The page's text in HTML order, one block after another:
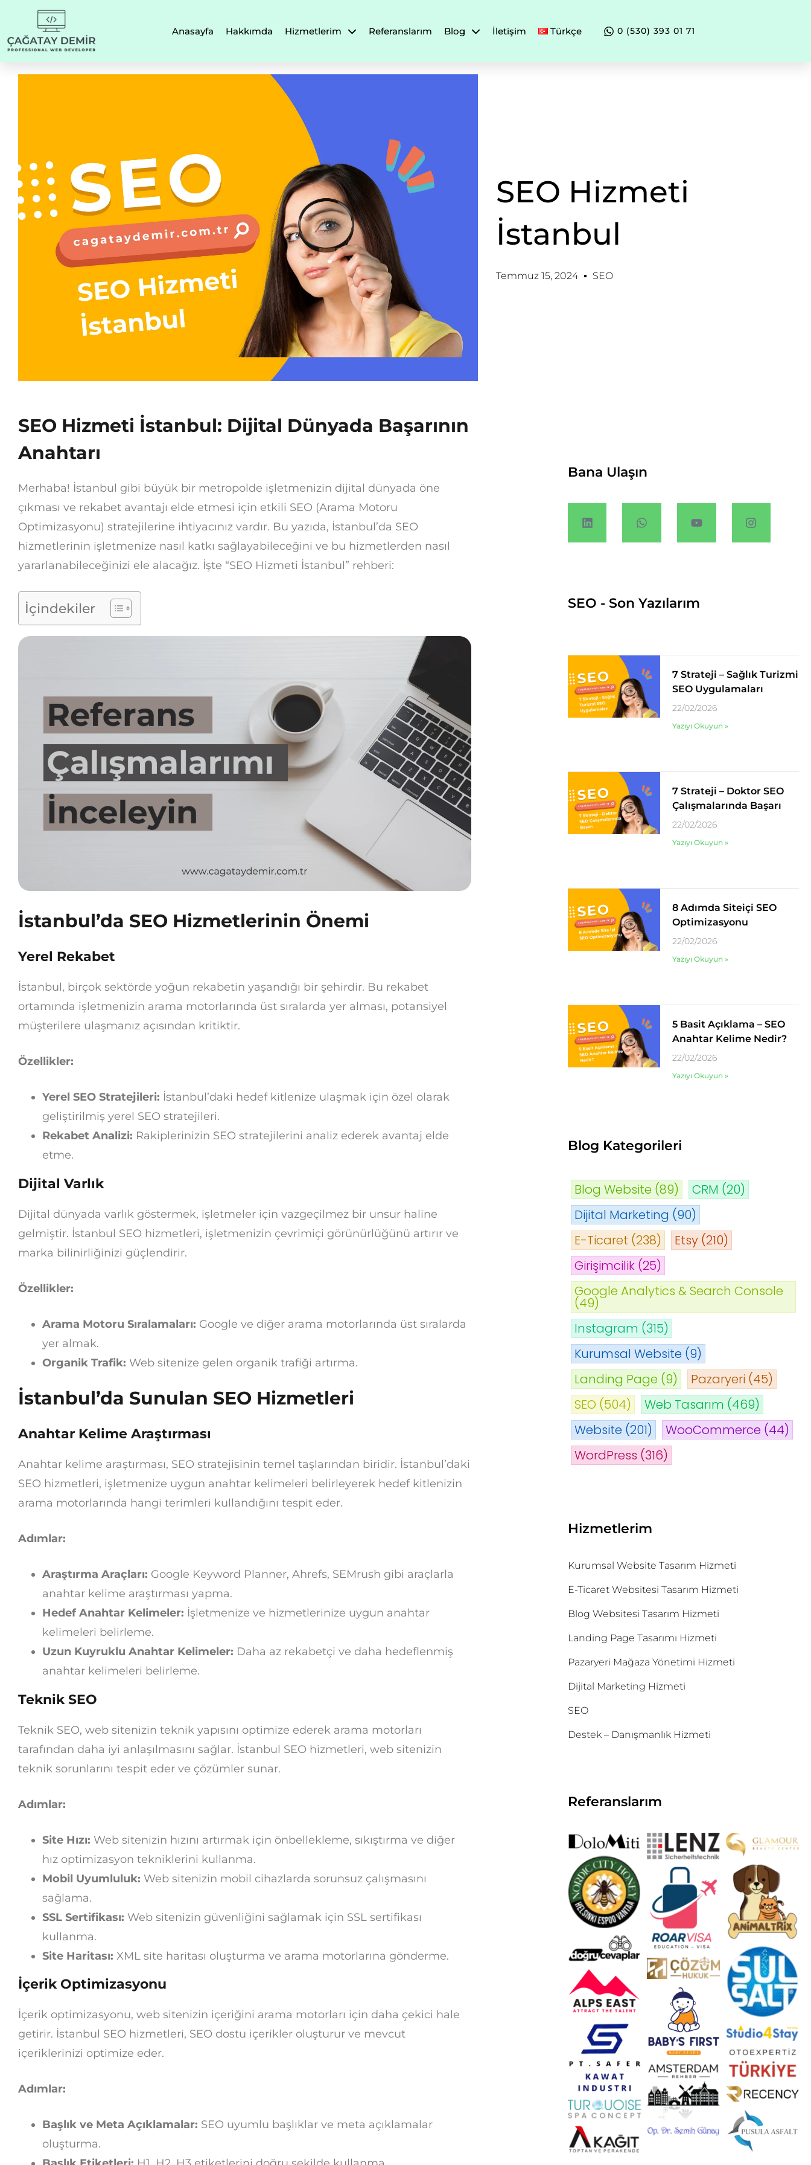
Anasayfa Hakkımda Hizmetlerim Referanslarım Blog İletişim Türkçe 0 (530) 393 01 71
SEO Hizmeti
İstanbul
Temmuz 15, 2024 SEO
SEO Hizmeti İstanbul: Dijital Dünyada Başarının
Anahtarı
Merhaba! İstanbul gibi büyük bir metropolde işletmenizin dijital dünyada öne
çıkması ve rekabet avantajı elde etmesi için etkili SEO (Arama Motoru
Optimizasyonu) stratejilerine ihtiyacınız vardır. Bu yazıda, İstanbul’da SEO
hizmetlerinin işletmenize nasıl katkı sağlayabileceğini ve bu hizmetlerden nasıl
yararlanabileceğinizi ele alacağız. İşte “SEO Hizmeti İstanbul” rehberi:
İçindekiler
İstanbul’da SEO Hizmetlerinin Önemi
Yerel Rekabet
İstanbul, birçok sektörde yoğun rekabetin yaşandığı bir şehirdir. Bu rekabet
ortamında işletmenizin arama motorlarında üst sıralarda yer alması, potansiyel
müşterilere ulaşmanız açısından kritiktir.
Özellikler:
Yerel SEO Stratejileri: İstanbul’daki hedef kitlenize ulaşmak için özel olarak
geliştirilmiş yerel SEO stratejileri.
Rekabet Analizi: Rakiplerinizin SEO stratejilerini analiz ederek avantaj elde
etme.
Dijital Varlık
Dijital dünyada varlık göstermek, işletmeler için vazgeçilmez bir unsur haline
gelmiştir. İstanbul SEO hizmetleri, işletmenizin çevrimiçi görünürlüğünü artırır ve
marka bilinirliğinizi güçlendirir.
Özellikler:
Arama Motoru Sıralamaları: Google ve diğer arama motorlarında üst sıralarda
yer almak.
Organik Trafik: Web sitenize gelen organik trafiği artırma.
İstanbul’da Sunulan SEO Hizmetleri
Anahtar Kelime Araştırması
Anahtar kelime araştırması, SEO stratejisinin temel taşlarından biridir. İstanbul’daki
SEO hizmetleri, işletmenize uygun anahtar kelimeleri belirleyerek hedef kitlenizin
arama motorlarında hangi terimleri kullandığını tespit eder.
Adımlar:
Araştırma Araçları: Google Keyword Planner, Ahrefs, SEMrush gibi araçlarla
anahtar kelime araştırması yapma.
Hedef Anahtar Kelimeler: İşletmenize ve hizmetlerinize uygun anahtar
kelimeleri belirleme.
Uzun Kuyruklu Anahtar Kelimeler: Daha az rekabetçi ve daha hedeflenmiş
anahtar kelimeleri belirleme.
Teknik SEO
Teknik SEO, web sitenizin teknik yapısını optimize ederek arama motorları
tarafından daha iyi anlaşılmasını sağlar. İstanbul SEO hizmetleri, web sitenizin
teknik sorunlarını tespit eder ve çözümler sunar.
Adımlar:
Site Hızı: Web sitenizin hızını artırmak için önbellekleme, sıkıştırma ve diğer
hız optimizasyon tekniklerini kullanma.
Mobil Uyumluluk: Web sitenizin mobil cihazlarda sorunsuz çalışmasını
sağlama.
SSL Sertifikası: Web sitenizin güvenliğini sağlamak için SSL sertifikası
kullanma.
Site Haritası: XML site haritası oluşturma ve arama motorlarına gönderme.
İçerik Optimizasyonu
İçerik optimizasyonu, web sitenizin içeriğini arama motorları için daha çekici hale
getirir. İstanbul SEO hizmetleri, SEO dostu içerikler oluşturur ve mevcut
içeriklerinizi optimize eder.
Adımlar:
Başlık ve Meta Açıklamalar: SEO uyumlu başlıklar ve meta açıklamalar
oluşturma.
Bana Ulaşın
SEO - Son Yazılarım
7 Strateji – Sağlık Turizmi
SEO Uygulamaları
22/02/2026
Yazıyı Okuyun »
7 Strateji – Doktor SEO
Çalışmalarında Başarı
22/02/2026
Yazıyı Okuyun »
8 Adımda Siteiçi SEO
Optimizasyonu
22/02/2026
Yazıyı Okuyun »
5 Basit Açıklama – SEO
Anahtar Kelime Nedir?
22/02/2026
Yazıyı Okuyun »
Blog Kategorileri
Blog Website (89) CRM (20)
Dijital Marketing (90)
E-Ticaret (238) Etsy (210)
Girişimcilik (25)
Google Analytics & Search Console
(49)
Instagram (315)
Kurumsal Website (9)
Landing Page (9) Pazaryeri (45)
SEO (504) Web Tasarım (469)
Website (201) WooCommerce (44)
WordPress (316)
Hizmetlerim
Kurumsal Website Tasarım Hizmeti
E-Ticaret Websitesi Tasarım Hizmeti
Blog Websitesi Tasarım Hizmeti
Landing Page Tasarımı Hizmeti
Pazaryeri Mağaza Yönetimi Hizmeti
Dijital Marketing Hizmeti
SEO
Destek – Danışmanlık Hizmeti
Referanslarım